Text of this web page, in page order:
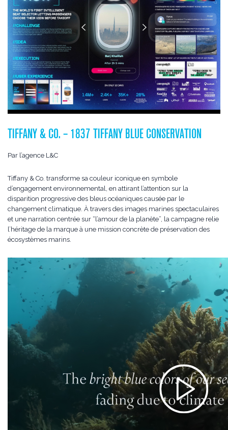
TIFFANY & CO. – 1837 TIFFANY BLUE CONSERVATION
Par l’agence L&C
Tiffany & Co. transforme sa couleur iconique en symbole
d’engagement environnemental, en attirant l’attention sur la
disparition progressive des bleus océaniques causée par le
changement climatique. À travers des images marines spectaculaires
et une narration centrée sur “l’amour de la planète”, la campagne relie
l’héritage de la marque à une mission concrète de préservation des
écosystèmes marins.